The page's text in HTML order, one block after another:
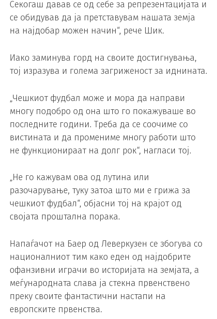
Секогаш давав се од себе за репрезентацијата и
се обидував да ја претставувам нашата земја
на најдобар можен начин“, рече Шик.
Иако заминува горд на своите достигнувања,
тој изразува и голема загриженост за иднината.
„Чешкиот фудбал може и мора да направи
многу подобро од она што го покажуваше во
последните години. Треба да се соочиме со
вистината и да промениме многу работи што
не функционираат на долг рок“, нагласи тој.
„Не го кажувам ова од лутина или
разочарување, туку затоа што ми е грижа за
чешкиот фудбал“, објасни тој на крајот од
својата проштална порака.
Напаѓачот на Баер од Леверкузен се збогува со
националниот тим како еден од најдобрите
офанзивни играчи во историјата на земјата, а
меѓународната слава ја стекна првенствено
преку своите фантастични настапи на
европските првенства.